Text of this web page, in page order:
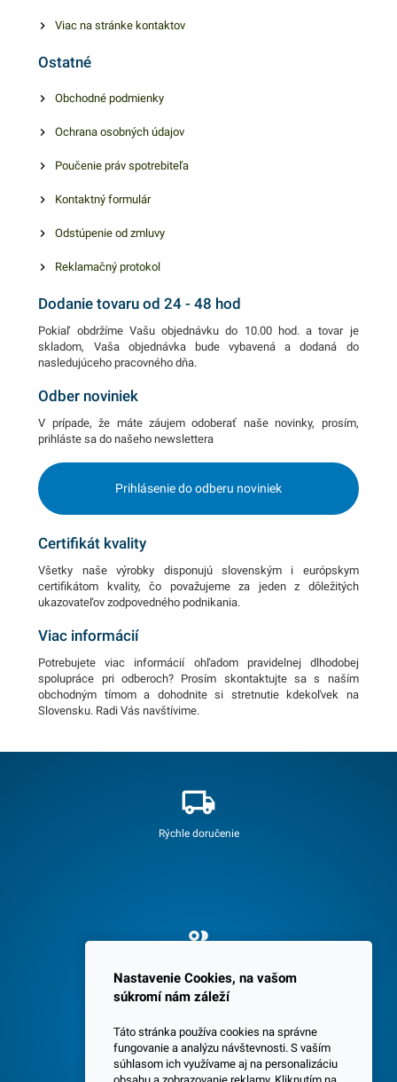
obsahuje 1000 kusov PP
našej ponuke nájdete ďalšie
Viac na stránke kontaktov
Ostatné
Obchodné podmienky
Ochrana osobných údajov
Poučenie práv spotrebiteľa
Kontaktný formulár
Odstúpenie od zmluvy
Reklamačný protokol
Dodanie tovaru od 24 - 48 hod
Pokiaľ obdržíme Vašu objednávku do 10.00 hod. a tovar je
skladom, Vaša objednávka bude vybavená a dodaná do
nasledujúceho pracovného dňa.
Odber noviniek
V prípade, že máte záujem odoberať naše novinky, prosím,
prihláste sa do našeho newslettera
Prihlásenie do odberu noviniek
Certifikát kvality
Všetky naše výrobky disponujú slovenským i európskym
certifikátom kvality, čo považujeme za jeden z dôležitých
ukazovateľov zodpovedného podnikania.
Viac informácií
Potrebujete viac informácií ohľadom pravidelnej dlhodobej
spolupráce pri odberoch? Prosím skontaktujte sa s naším
obchodným tímom a dohodnite si stretnutie kdekoľvek na
Slovensku. Radi Vás navštívime.
Rýchle doručenie
Spokojných 3600 zákazníkov
Nastavenie Cookies, na vašom
súkromí nám záleží
Táto stránka používa cookies na správne
fungovanie a analýzu návštevnosti. S vaším
súhlasom ich využívame aj na personalizáciu